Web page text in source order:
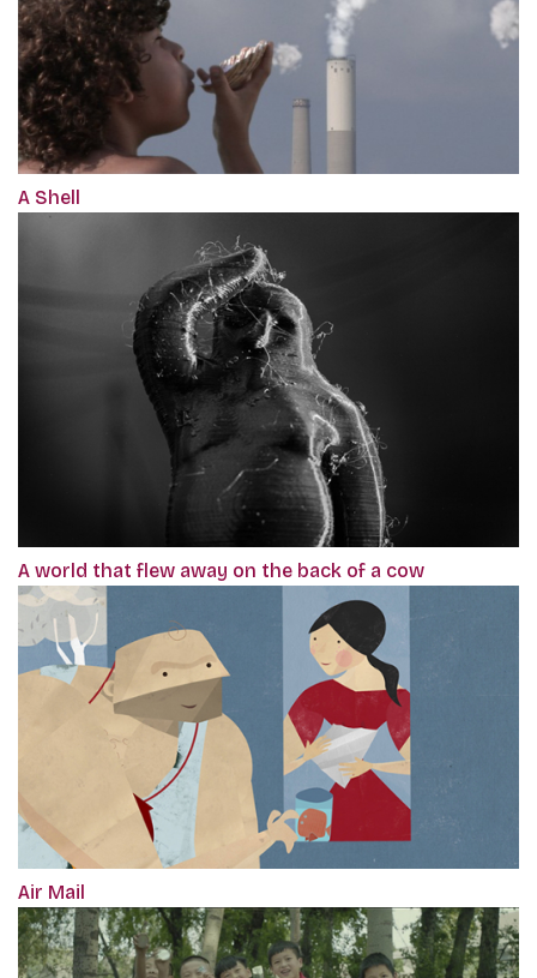
A Shell
A world that flew away on the back of a cow
Air Mail